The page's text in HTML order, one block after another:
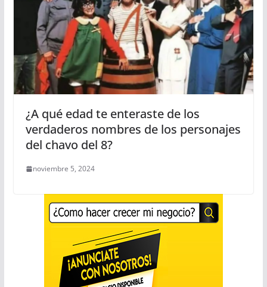
¿A qué edad te enteraste de los
verdaderos nombres de los personajes
del chavo del 8?
noviembre 5, 2024